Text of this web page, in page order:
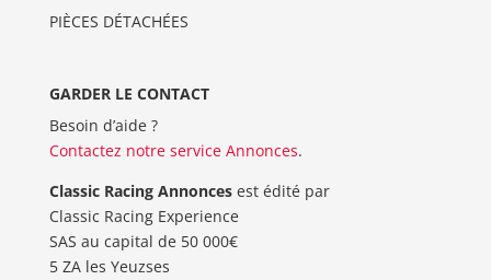
PIÈCES DÉTACHÉES
GARDER LE CONTACT
Besoin d’aide ?
Contactez notre service Annonces.
Classic Racing Annoncesest édité par
Classic Racing Experience
SAS au capital de 50 000€
5 ZA les Yeuzses